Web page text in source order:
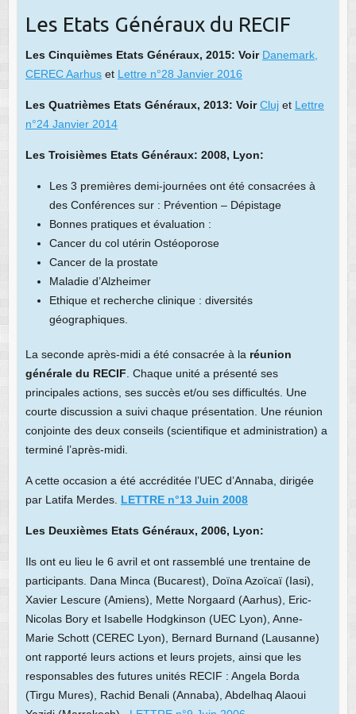
Les Etats Généraux du RECIF
Les Cinquièmes Etats Généraux, 2015: Voir Danemark,
CEREC Aarhuset Lettre n°28 Janvier 2016
Les Quatrièmes Etats Généraux, 2013: Voir Clujet Lettre
n°24 Janvier 2014
Les Troisièmes Etats Généraux: 2008, Lyon:
Les 3 premières demi-journées ont été consacrées à
des Conférences sur : Prévention – Dépistage
Bonnes pratiques et évaluation :
Cancer du col utérin Ostéoporose
Cancer de la prostate
Maladie d’Alzheimer
Ethique et recherche clinique : diversités
géographiques.
La seconde après-midi a été consacrée à la réunion
générale du RECIF . Chaque unité a présenté ses
principales actions, ses succès et/ou ses difficultés. Une
courte discussion a suivi chaque présentation. Une réunion
conjointe des deux conseils (scientifique et administration) a
terminé l’après-midi.
A cette occasion a été accréditée l’UEC d’Annaba, dirigée
par Latifa Merdes. LETTRE n°13 Juin 2008
Les Deuxièmes Etats Généraux, 2006, Lyon:
Ils ont eu lieu le 6 avril et ont rassemblé une trentaine de
participants. Dana Minca (Bucarest), Doïna Azoïcaï (Iasi),
Xavier Lescure (Amiens), Mette Norgaard (Aarhus), Eric-
Nicolas Bory et Isabelle Hodgkinson (UEC Lyon), Anne-
Marie Schott (CEREC Lyon), Bernard Burnand (Lausanne)
ont rapporté leurs actions et leurs projets, ainsi que les
responsables des futures unités RECIF : Angela Borda
(Tirgu Mures), Rachid Benali (Annaba), Abdelhaq Alaoui